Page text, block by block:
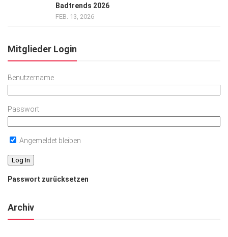
Badtrends 2026
FEB. 13, 2026
Mitglieder Login
Benutzername
Passwort
Angemeldet bleiben
Passwort zurücksetzen
Archiv